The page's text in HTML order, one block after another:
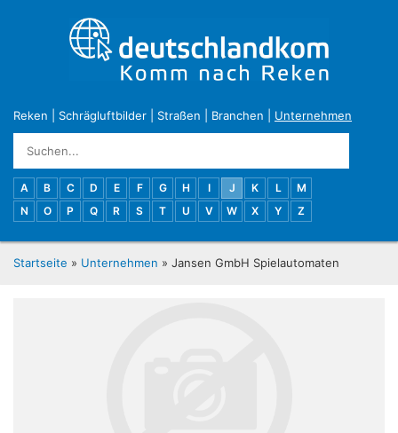
Reken Schrägluftbilder Straßen Branchen Unternehmen
A B C D E F G H I J K L
M
N
O P Q R S T U V W X Y Z
Startseite » Unternehmen » Jansen GmbH Spielautomaten